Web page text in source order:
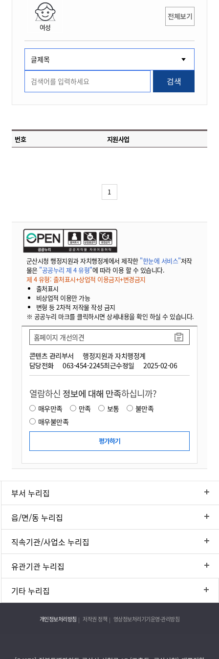
여성
전체보기
검색
번호 지원사업
1
군산시청 행정지원과 자치행정계에서 제작한 "한눈에 서비스"저작
물은 "공공누리 제 4 유형"에 따라 이용 할 수 있습니다.
제 4 유형: 출처표시+상업적 이용금지+변경금지
출처표시
비상업적 이용만 가능
변형 등 2차적 저작물 작성 금지
※ 공공누리 마크를 클릭하시면 상세내용을 확인 하실 수 있습니다.
콘텐츠 관리부서
행정지원과 자치행정계
담당전화
063-454-2245최근수정일 2025-02-06
홈페이지 개선의견
열람하신 정보에 대해 만족하십니까?
매우만족 만족 보통
불만족
매우불만족
부서 누리집
읍/면/동 누리집
직속기관/사업소 누리집
유관기관 누리집
기타 누리집
개인정보처리방침 저작권 정책 영상정보처리기기운영·관리방침